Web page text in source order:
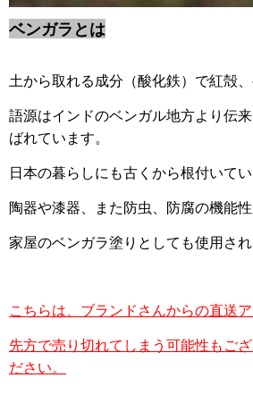
ベンガラとは
土から取れる成分（酸化鉄）で紅殻
語源はインドのベンガル地方より伝
ばれています。
日本の暮らしにも古くから根付いて
陶器や漆器、また防虫、防腐の機能
家屋のベンガラ塗りとしても使用され
こちらは、ブランドさんからの直送
先方で売り切れてしまう可能性もご
ださい。